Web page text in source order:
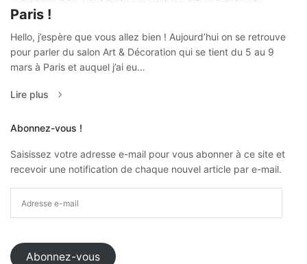
Paris !
Hello, j’espère que vous allez bien ! Aujourd’hui on se retrouve
pour parler du salon Art & Décoration qui se tient du 5 au 9
mars à Paris et auquel j’ai eu…
Lire plus
Abonnez-vous !
Saisissez votre adresse e-mail pour vous abonner à ce site et
recevoir une notification de chaque nouvel article par e-mail.
Abonnez-vous